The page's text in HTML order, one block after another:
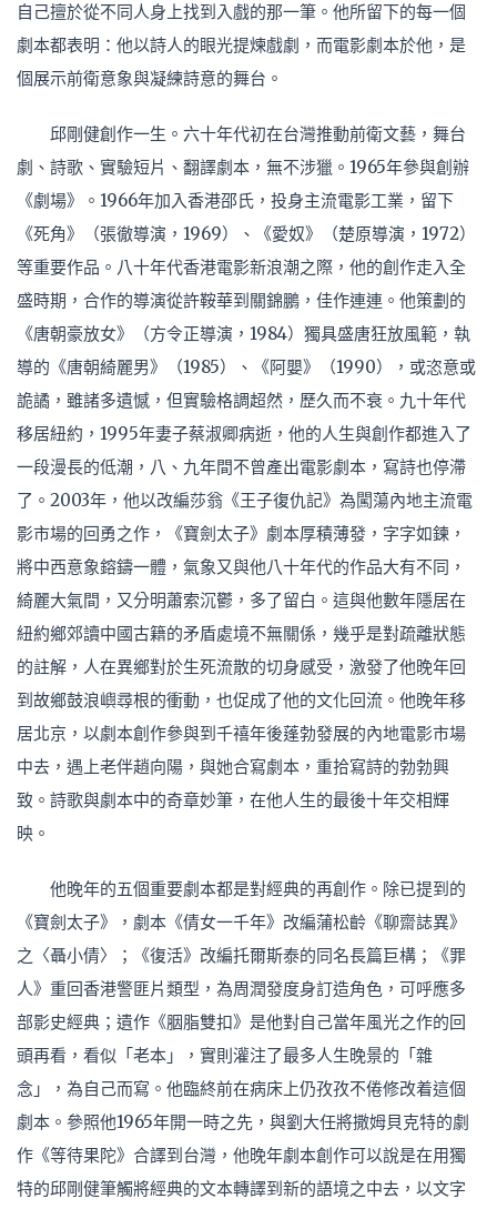
自己擅於從不同人身上找到入戲的那一筆。他所留下的每一個
劇本都表明：他以詩人的眼光提煉戲劇，而電影劇本於他，是
個展示前衛意象與凝練詩意的舞台。
邱剛健創作一生。六十年代初在台灣推動前衛文藝，舞台
劇、詩歌、實驗短片、翻譯劇本，無不涉獵。1965年參與創辦
《劇場》。1966年加入香港邵氏，投身主流電影工業，留下
《死角》（張徹導演，1969）、《愛奴》（楚原導演，1972）
等重要作品。八十年代香港電影新浪潮之際，他的創作走入全
盛時期，合作的導演從許鞍華到關錦鵬，佳作連連。他策劃的
《唐朝豪放女》（方令正導演，1984）獨具盛唐狂放風範，執
導的《唐朝綺麗男》（1985）、《阿嬰》（1990），或恣意或
詭譎，雖諸多遺憾，但實驗格調超然，歷久而不衰。九十年代
移居紐約，1995年妻子蔡淑卿病逝，他的人生與創作都進入了
一段漫長的低潮，八、九年間不曾產出電影劇本，寫詩也停滯
了。2003年，他以改編莎翁《王子復仇記》為闖蕩內地主流電
影市場的回勇之作，《寶劍太子》劇本厚積薄發，字字如鍊，
將中西意象鎔鑄一體，氣象又與他八十年代的作品大有不同，
綺麗大氣間，又分明蕭索沉鬱，多了留白。這與他數年隱居在
紐約鄉郊讀中國古籍的矛盾處境不無關係，幾乎是對疏離狀態
的註解，人在異鄉對於生死流散的切身感受，激發了他晚年回
到故鄉鼓浪嶼尋根的衝動，也促成了他的文化回流。他晚年移
居北京，以劇本創作參與到千禧年後蓬勃發展的內地電影市場
中去，遇上老伴趙向陽，與她合寫劇本，重拾寫詩的勃勃興
致。詩歌與劇本中的奇章妙筆，在他人生的最後十年交相輝
映。
他晚年的五個重要劇本都是對經典的再創作。除已提到的
《寶劍太子》，劇本《倩女一千年》改編蒲松齡《聊齋誌異》
之〈聶小倩〉；《復活》改編托爾斯泰的同名長篇巨構；《罪
人》重回香港警匪片類型，為周潤發度身訂造角色，可呼應多
部影史經典；遺作《胭脂雙扣》是他對自己當年風光之作的回
頭再看，看似「老本」，實則灌注了最多人生晚景的「雜
念」，為自己而寫。他臨終前在病床上仍孜孜不倦修改着這個
劇本。參照他1965年開一時之先，與劉大任將撒姆貝克特的劇
作《等待果陀》合譯到台灣，他晚年劇本創作可以說是在用獨
特的邱剛健筆觸將經典的文本轉譯到新的語境之中去，以文字